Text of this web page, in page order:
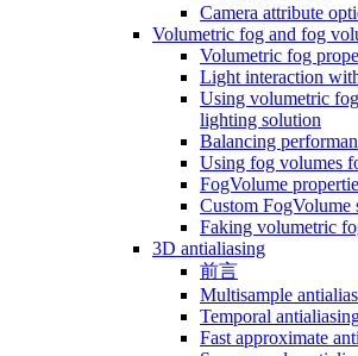
Camera attribute
Volumetric fog and fog
Volumetric fog
Light interaction
Using volumetric
lighting solution
Balancing
Using fog volumes
FogVolume
Custom FogVolume
Faking volumetric
3D antialiasing
前言
Multisample
Temporal
Fast approximate